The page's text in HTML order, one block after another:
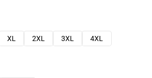
XL 2XL 3XL
4XL